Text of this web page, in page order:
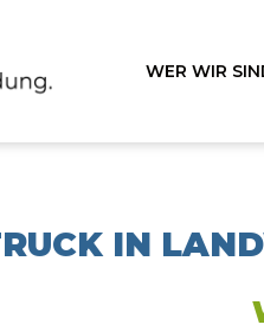
WER WIR
IN